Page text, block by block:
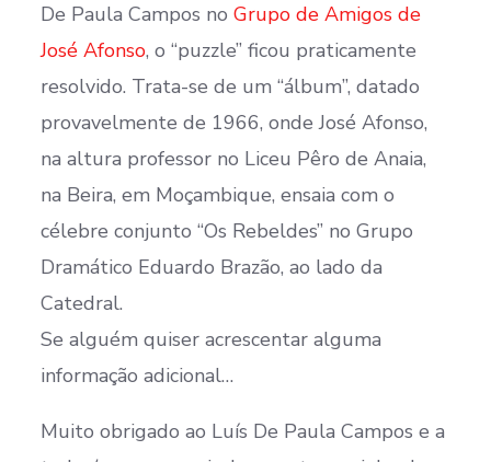
De Paula Campos noGrupo de Amigos de
José Afonso, o “puzzle” ficou praticamente
resolvido. Trata-se de um “álbum”, datado
provavelmente de 1966, onde José Afonso,
na altura professor no Liceu Pêro de Anaia,
na Beira, em Moçambique, ensaia com o
célebre conjunto “Os Rebeldes” no Grupo
Dramático Eduardo Brazão, ao lado da
Catedral.
Se alguém quiser acrescentar alguma
informação adicional…
Muito obrigado ao Luís De Paula Campos e a